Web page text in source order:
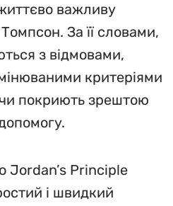
важливу
За її словами,
з відмовами,
критеріями
покриють зрештою
Jordan’s Principle
і швидкий